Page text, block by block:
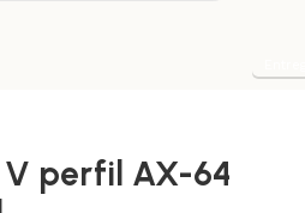
perfil AX-64